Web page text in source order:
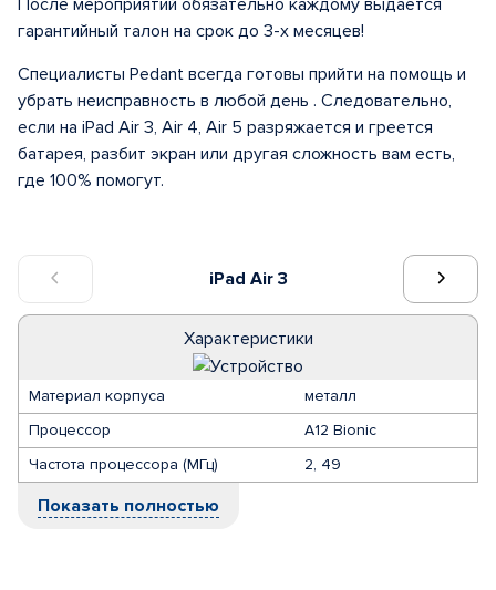
iPad Air 3
Характеристики
Материал корпуса
металл
Процессор
A12 Bionic
Частота процессора (МГц)
2, 49
Показать полностью
После мероприятий обязательно каждому выдается
гарантийный талон на срок до 3-х месяцев!
Специалисты Pedant всегда готовы прийти на помощь и
убрать неисправность в любой день . Следовательно,
если на iPad Air 3, Air 4, Air 5 разряжается и греется
батарея, разбит экран или другая сложность вам есть,
где 100% помогут.